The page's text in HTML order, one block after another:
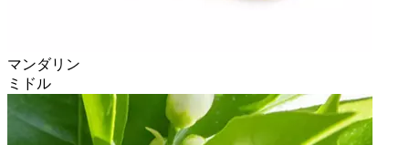
マンダリン
ミドル